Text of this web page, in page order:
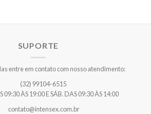
SUPORTE
entre em contato com nosso atendimento:
(32) 99104-6515
09:30 ÀS 19:00 E SÁB. DAS 09:30 ÀS 14:00
contato@intensex.com.br